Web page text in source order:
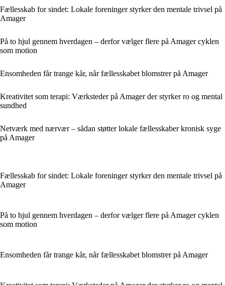
Fællesskab for sindet: Lokale foreninger styrker den mentale trivsel på
Amager
På to hjul gennem hverdagen – derfor vælger flere på Amager cyklen
som motion
Ensomheden får trange kår, når fællesskabet blomstrer på Amager
Kreativitet som terapi: Værksteder på Amager der styrker ro og mental
sundhed
Netværk med nærvær – sådan støtter lokale fællesskaber kronisk syge
på Amager
Fællesskab for sindet: Lokale foreninger styrker den mentale trivsel på
Amager
På to hjul gennem hverdagen – derfor vælger flere på Amager cyklen
som motion
Ensomheden får trange kår, når fællesskabet blomstrer på Amager